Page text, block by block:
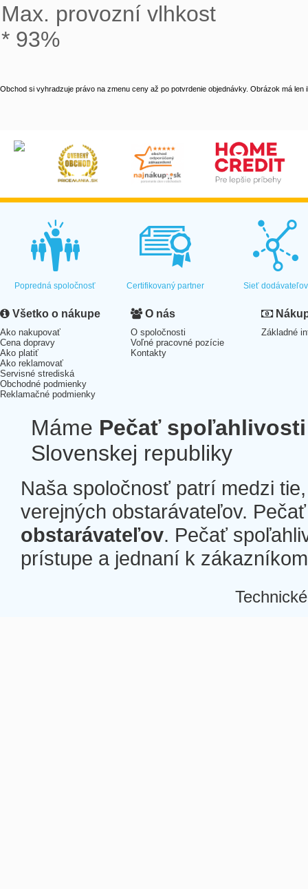
Max. provozní vlhkost
* 93%
Obchod si vyhradzuje právo na zmenu ceny až po potvrdenie objednávky. Obrázok má len
Popredná spoločnosť Certifikovaný partner Sieť dodávateľov
Všetko o nákupe
Ako nakupovať
Cena dopravy
Ako platiť
Ako reklamovať
Servisné strediská
Obchodné podmienky
Reklamačné podmienky
O nás
O spoločnosti
Voľné pracovné pozície
Kontakty
Základné
Máme Pečať spoľahlivosti
Slovenskej republiky
Naša spoločnosť patrí medzi
verejných obstarávateľov.
obstarávateľov. Pečať
prístupe a jednaní k